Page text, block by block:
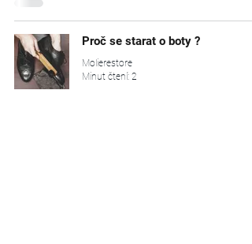
Proč se starat o boty ?
Molierestore
Minut čtení: 2